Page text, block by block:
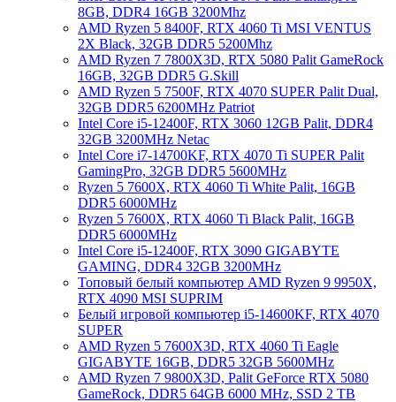
8GB, DDR4 16GB 3200Mhz
AMD Ryzen 5 8400F, RTX 4060 Ti MSI VENTUS
2X Black, 32GB DDR5 5200Mhz
AMD Ryzen 7 7800X3D, RTX 5080 Palit GameRock
16GB, 32GB DDR5 G.Skill
AMD Ryzen 5 7500F, RTX 4070 SUPER Palit Dual,
32GB DDR5 6200MHz Patriot
Intel Core i5-12400F, RTX 3060 12GB Palit, DDR4
32GB 3200MHz Netac
Intel Core i7-14700KF, RTX 4070 Ti SUPER Palit
GamingPro, 32GB DDR5 5600MHz
Ryzen 5 7600X, RTX 4060 Ti White Palit, 16GB
DDR5 6000MHz
Ryzen 5 7600X, RTX 4060 Ti Black Palit, 16GB
DDR5 6000MHz
Intel Core i5-12400F, RTX 3090 GIGABYTE
GAMING, DDR4 32GB 3200MHz
Топовый белый компьютер AMD Ryzen 9 9950X,
RTX 4090 MSI SUPRIM
Белый игровой компьютер i5-14600KF, RTX 4070
SUPER
AMD Ryzen 5 7600X3D, RTX 4060 Ti Eagle
GIGABYTE 16GB, DDR5 32GB 5600MHz
AMD Ryzen 7 9800X3D, Palit GeForce RTX 5080
GameRock, DDR5 64GB 6000 MHz, SSD 2 TB